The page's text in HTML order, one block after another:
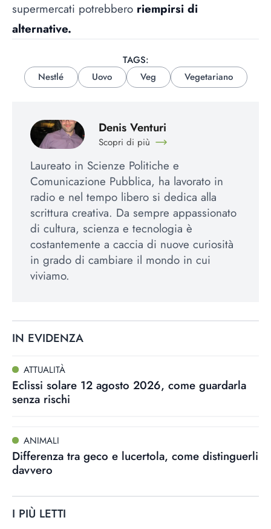
supermercati potrebbero riempirsi di
alternative.
TAGS:
Nestlé
Uovo Veg Vegetariano
Denis Venturi
Scopri di più
Laureato in Scienze Politiche e
Comunicazione Pubblica, ha lavorato in
radio e nel tempo libero si dedica alla
scrittura creativa. Da sempre appassionato
di cultura, scienza e tecnologia è
costantemente a caccia di nuove curiosità
in grado di cambiare il mondo in cui
viviamo.
IN EVIDENZA
ATTUALITÀ
Eclissi solare 12 agosto 2026, come guardarla
senza rischi
ANIMALI
Differenza tra geco e lucertola, come distinguerli
davvero
I PIÙ LETTI